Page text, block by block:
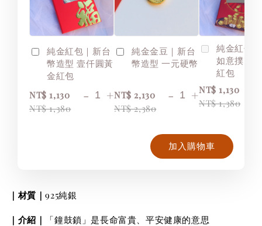
純金紅包｜新台
幣造型 壹仟圓黃
金紅包
NT$ 1,130
NT$ 1,380
- +
純金金豆｜新台
幣造型 一元硬幣
NT$ 2,130
NT$ 2,380
- +
純金紅包
如意撲克
紅包
NT$ 1,130
NT$ 1,380
加入購物車
｜材質｜925純銀
｜介紹｜ 「鐘鼓鎖」是長命富貴、平安健康的意思